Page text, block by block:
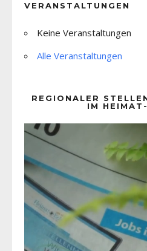
VERANSTALTUNGEN
Keine Veranstaltungen
Alle Veranstaltungen
REGIONALER
IM